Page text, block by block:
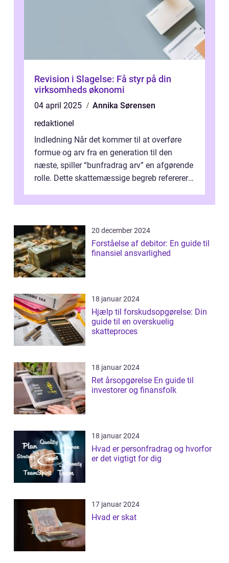
Revision i Slagelse: Få styr på din
virksomheds økonomi
04 april 2025
Annika Sørensen
redaktionel
Indledning Når det kommer til at overføre
formue og arv fra en generation til den
næste, spiller “bunfradrag arv” en afgørende
rolle. Dette skattemæssige begreb refererer
20 december 2024
Forståelse af debitor: En guide til
finansiel ansvarlighed
18 januar 2024
Hjælp til forskudsopgørelse: Din
guide til en overskuelig
skatteproces
18 januar 2024
Ret årsopgørelse En guide til
investorer og finansfolk
18 januar 2024
Hvad er personfradrag og hvorfor
er det vigtigt for dig
17 januar 2024
Hvad er skat